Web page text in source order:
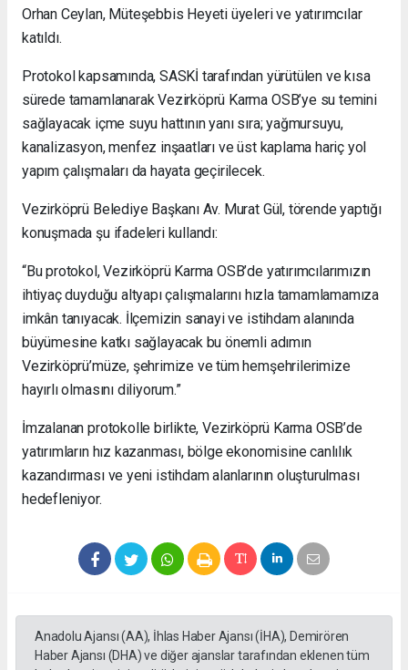
Orhan Ceylan, Müteşebbis Heyeti üyeleri ve yatırımcılar
katıldı.
Protokol kapsamında, SASKİ tarafından yürütülen ve kısa
sürede tamamlanarak Vezirköprü Karma OSB’ye su temini
sağlayacak içme suyu hattının yanı sıra; yağmursuyu,
kanalizasyon, menfez inşaatları ve üst kaplama hariç yol
yapım çalışmaları da hayata geçirilecek.
Vezirköprü Belediye Başkanı Av. Murat Gül, törende yaptığı
konuşmada şu ifadeleri kullandı:
“Bu protokol, Vezirköprü Karma OSB’de yatırımcılarımızın
ihtiyaç duyduğu altyapı çalışmalarını hızla tamamlamamıza
imkân tanıyacak. İlçemizin sanayi ve istihdam alanında
büyümesine katkı sağlayacak bu önemli adımın
Vezirköprü’müze, şehrimize ve tüm hemşehrilerimize
hayırlı olmasını diliyorum.”
İmzalanan protokolle birlikte, Vezirköprü Karma OSB’de
yatırımların hız kazanması, bölge ekonomisine canlılık
kazandırması ve yeni istihdam alanlarının oluşturulması
hedefleniyor.
Anadolu Ajansı (AA), İhlas Haber Ajansı (İHA), Demirören
Haber Ajansı (DHA) ve diğer ajanslar tarafından eklenen tüm